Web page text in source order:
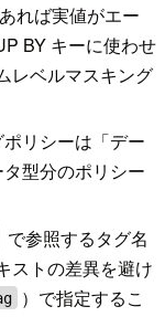
れば実値がエー
BY キーに使わせ
レベルマスキング
リシーは「デー
型分のポリシー
で参照するタグ名
ストの差異を避け
）で指定するこ